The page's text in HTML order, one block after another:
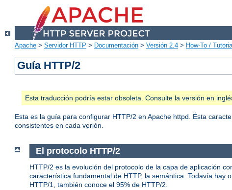
Apache > Servidor HTTP > Documentación > Versión 2.4 > How-To /
Guía HTTP/2
Esta traducción podría estar obsoleta. Consulte la versión en
Esta es la guía para configurar HTTP/2 en Apache httpd. Ésta
consistentes en cada verión.
El protocolo HTTP/2
HTTP/2 es la evolución del protocolo de la capa de aplicación
característica fundamental de HTTP, la semántica. Todavía
HTTP/1, también conoce el 95% de HTTP/2.